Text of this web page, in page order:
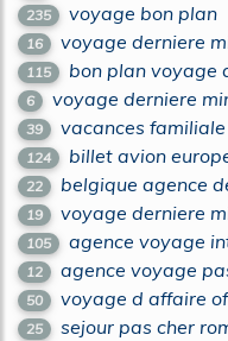
235 voyage bon plan
16 voyage derniere
115 bon plan voyage
6 voyage derniere
39 vacances
124 billet avion
22 belgique agence
19 voyage derniere
105 agence voyage
12 agence voyage
50 voyage d affaire
25 sejour pas cher